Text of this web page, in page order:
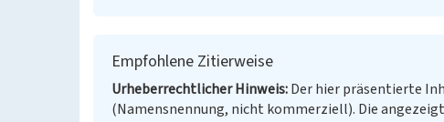
Empfohlene Zitierweise
Urheberrechtlicher Hinweis Der hier präsentierte
(Namensnennung, nicht kommerziell). Die